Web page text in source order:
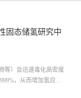
固态储氢研究中
等）会迅速毒化高密度
，从而增加氢应用